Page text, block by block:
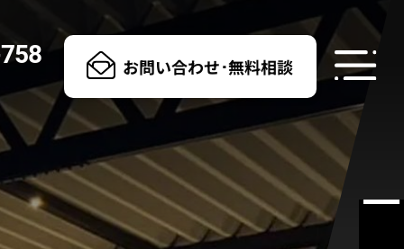
お問い合わせ･無料相談